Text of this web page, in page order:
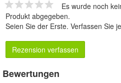
Es wurde noch
Produkt abgegeben.
Seien Sie der Erste. Verfassen Sie
Rezension verfassen
Bewertungen